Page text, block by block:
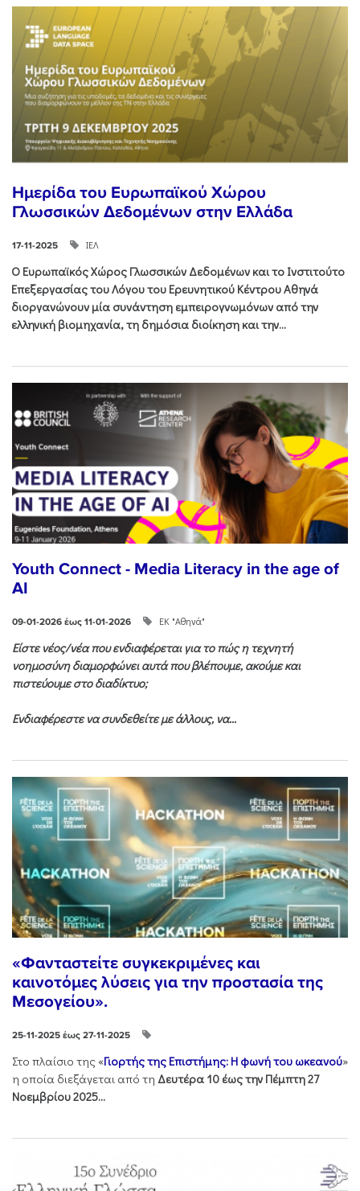
Ημερίδα του Ευρωπαϊκού Χώρου
Γλωσσικών Δεδομένων στην Ελλάδα
17-11-2025 ΙΕΛ
Ο Ευρωπαϊκός Χώρος Γλωσσικών Δεδομένων και το Ινστιτούτο
Επεξεργασίας του Λόγου του Ερευνητικού Κέντρου Αθηνά
διοργανώνουν μία συνάντηση εμπειρογνωμόνων από την
ελληνική βιομηχανία, τη δημόσια διοίκηση και την...
Youth Connect - Media Literacy in the age of
AI
09-01-2026 έως 11-01-2026 ΕΚ "Αθηνά"
Είστε νέος/νέα που ενδιαφέρεται για το πώς η τεχνητή
νοημοσύνη διαμορφώνει αυτά που βλέπουμε, ακούμε και
πιστεύουμε στο διαδίκτυο;
Ενδιαφέρεστε να συνδεθείτε με άλλους, να...
«Φανταστείτε συγκεκριμένες και
καινοτόμες λύσεις για την προστασία της
Μεσογείου».
25-11-2025 έως 27-11-2025
Στo πλαίσιo της «Γιορτής της Επιστήμης: Η φωνή του ωκεανού»
η οποία διεξάγεται από τη Δευτέρα 10 έως την Πέμπτη 27
Νοεμβρίου 2025...